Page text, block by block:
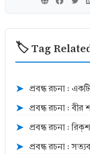
🏷️ Tag
➤ প্রবন্ধ রচনা :
➤ প্রবন্ধ রচনা :
➤ প্রবন্ধ রচনা :
➤ প্রবন্ধ রচনা :